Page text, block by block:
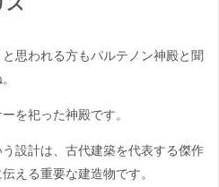
ス
思われる方もパルテノン神殿と聞
を祀った神殿です。
設計は、古代建築を代表する傑作
える重要な建造物です。